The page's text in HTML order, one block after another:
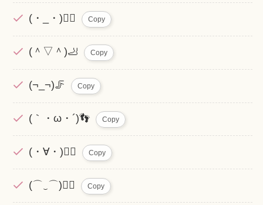
(・_・)🏃‍♂️ Copy
(＾▽＾)🦶 Copy
(¬_¬)🦵 Copy
(｀・ω・´)👣 Copy
(・∀・)🚶‍♀️ Copy
(⌒‿⌒)🏃‍♂️ Copy